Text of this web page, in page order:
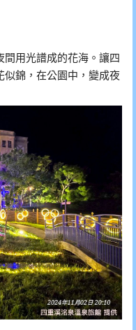
間用光譜成的花海。讓四
似錦，在公園中，變成夜